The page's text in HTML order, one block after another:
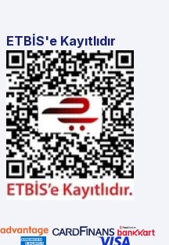
ETBİS'e Kayıtlıdır